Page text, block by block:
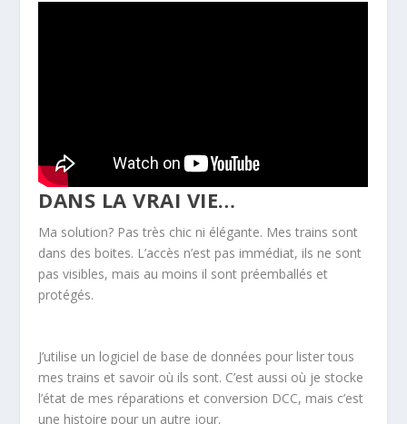
DANS LA VRAI VIE…
Ma solution? Pas très chic ni élégante. Mes trains sont
dans des boites. L’accès n’est pas immédiat, ils ne sont
pas visibles, mais au moins il sont préemballés et
protégés.
J’utilise un logiciel de base de données pour lister tous
mes trains et savoir où ils sont. C’est aussi où je stocke
l’état de mes réparations et conversion DCC, mais c’est
une histoire pour un autre jour.